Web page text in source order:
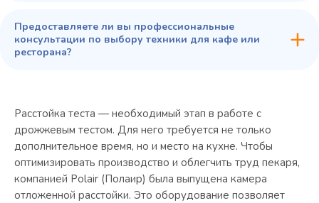
Предоставляете ли вы профессиональные
консультации по выбору техники для кафе или
ресторана?
Расстойка теста — необходимый этап в работе с
дрожжевым тестом. Для него требуется не только
дополнительное время, но и место на кухне. Чтобы
оптимизировать производство и облегчить труд пекаря,
компанией Polair (Полаир) была выпущена камера
отложенной расстойки. Это оборудование позволяет